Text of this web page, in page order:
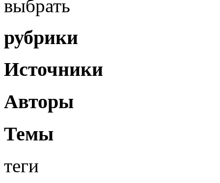
выбрать
рубрики
Источники
Авторы
Темы
теги